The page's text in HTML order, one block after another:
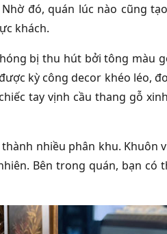
đó, quán lúc nào cũng
khách.
bị thu hút bởi tông màu
kỳ công decor khéo léo,
tay vịnh cầu thang gỗ
nhiều phân khu. Khuôn
Bên trong quán, bạn